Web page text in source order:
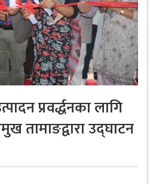
प्रवर्द्धनका लागि
तामाङद्वारा उद्घाटन